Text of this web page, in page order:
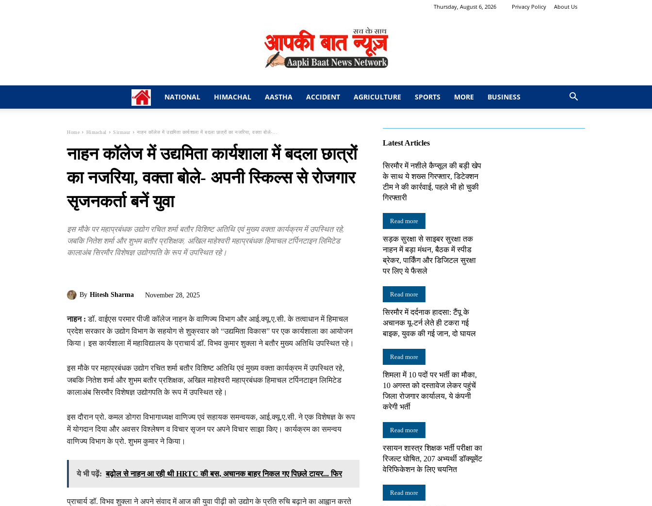
Thursday, August 6, 2026 Privacy Policy About Us
बात
न्यूज़
NATIONAL HIMACHAL AASTHA ACCIDENT AGRICULTURE SPORTS MORE BUSINESS
Home Himachal Sirmaur नाहन कॉलेज में उद्यमिता कार्यशाला में बदला छात्रों का नजरिया, वक्ता बोले-...
नाहन कॉलेज में उद्यमिता कार्यशाला में बदला छात्रों
का नजरिया, वक्ता बोले- अपनी स्किल्स से रोजगार
सृजनकर्ता बनें युवा
इस मौके पर महाप्रबंधक उद्योग रचित शर्मा बतौर विशिष्ट अतिथि एवं मुख्य वक्ता कार्यक्रम में उपस्थित रहे,
जबकि नितेश शर्मा और शुभम बतौर प्रशिक्षक, अखिल माहेश्वरी महाप्रबंधक हिमाचल टर्पिनटाइन लिमिटेड
कालाअंब सिरमौर विशेषज्ञ उद्योगपति के रूप में उपस्थित रहे।
By Hitesh Sharma November 28, 2025
नाहन : डॉ. वाईएस परमार पीजी कॉलेज नाहन के वाणिज्य विभाग और आई.क्यू.ए.सी. के तत्वाधान में हिमाचल
प्रदेश सरकार के उद्योग विभाग के सहयोग से शुक्रवार को “उद्यमिता विकास” पर एक कार्यशाला का आयोजन
किया। इस कार्यशाला में महाविद्यालय के प्राचार्य डॉ. विभव कुमार शुक्ला ने बतौर मुख्य अतिथि उपस्थित रहे।
इस मौके पर महाप्रबंधक उद्योग रचित शर्मा बतौर विशिष्ट अतिथि एवं मुख्य वक्ता कार्यक्रम में उपस्थित रहे,
जबकि नितेश शर्मा और शुभम बतौर प्रशिक्षक, अखिल माहेश्वरी महाप्रबंधक हिमाचल टर्पिनटाइन लिमिटेड
कालाअंब सिरमौर विशेषज्ञ उद्योगपति के रूप में उपस्थित रहे।
इस दौरान प्रो. कमल डोगरा विभागाध्यक्ष वाणिज्य एवं सहायक समन्वयक, आई.क्यू.ए.सी. ने एक विशेषज्ञ के रूप
में योगदान दिया और अवसर विश्लेषण व विचार सृजन पर अपने विचार साझा किए। कार्यक्रम का समन्वय
वाणिज्य विभाग के प्रो. शुभम कुमार ने किया।
ये भी पढ़ें: बढ़ोल से नाहन आ रही थी HRTC की बस, अचानक बाहर निकल गए पिछले टायर... फिर
प्राचार्य डॉ. विभव शुक्ला ने अपने संवाद में आज की युवा पीढ़ी को उद्योग के प्रति रुचि बढ़ाने का आह्वान करते
Latest Articles
सिरमौर में नशीले कैप्सूल की बड़ी खेप
के साथ ये शख्स गिरफ्तार, डिटेक्शन
टीम ने की कार्रवाई, पहले भी हो चुकी
गिरफ्तारी
Read more
सड़क सुरक्षा से साइबर सुरक्षा तक
नाहन में बड़ा मंथन, बैठक में स्पीड
ब्रेकर, पार्किंग और डिजिटल सुरक्षा
पर लिए ये फैसले
Read more
सिरमौर में दर्दनाक हादसा: टैंपू के
अचानक यू-टर्न लेते ही टकरा गई
बाइक, युवक की गई जान, दो घायल
Read more
शिमला में 10 पदों पर भर्ती का मौका,
10 अगस्त को दस्तावेज लेकर पहुंचें
जिला रोजगार कार्यालय, ये कंपनी
करेगी भर्ती
Read more
रसायन शास्त्र शिक्षक भर्ती परीक्षा का
रिजल्ट घोषित, 207 अभ्यर्थी डॉक्यूमेंट
वेरिफिकेशन के लिए चयनित
Read more